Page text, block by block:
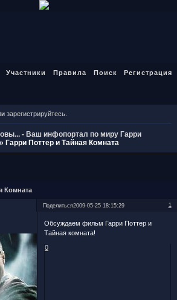
Участники Правила Поиск
Регистрация
зарегистрируйтесь.
- Ваш инфопортал по миру Гарри
»Гарри Поттер и Тайная Комната
Комната
Поделиться 1
2009-05-25 18:15:29
Обсуждаем фильм Гарри Поттер и
Тайная комната!
0